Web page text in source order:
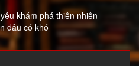
khám phá thiên nhiên
đâu có khó